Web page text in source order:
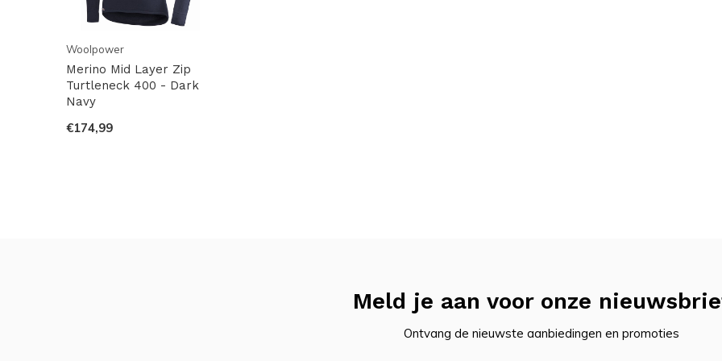
waarom je altijd weet wie je Woolpower-ondergoed heeft genaaid.
Woolpower:
Hieronder een filmpje over de werkwijze van Woolpower:
Woolpower
Merino Mid Layer Zip
Turtleneck 400 - Dark
Navy
€174,99
Meld je aan voor onze
Ontvang de nieuwste aanbiedingen en promoties